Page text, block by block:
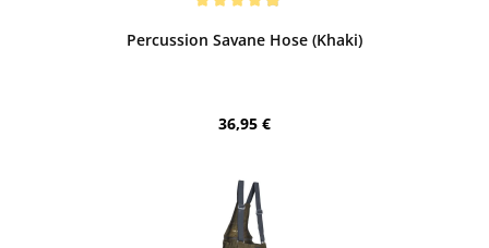
Percussion Savane Hose (Khaki)
Regulärer Preis:
36,95 €